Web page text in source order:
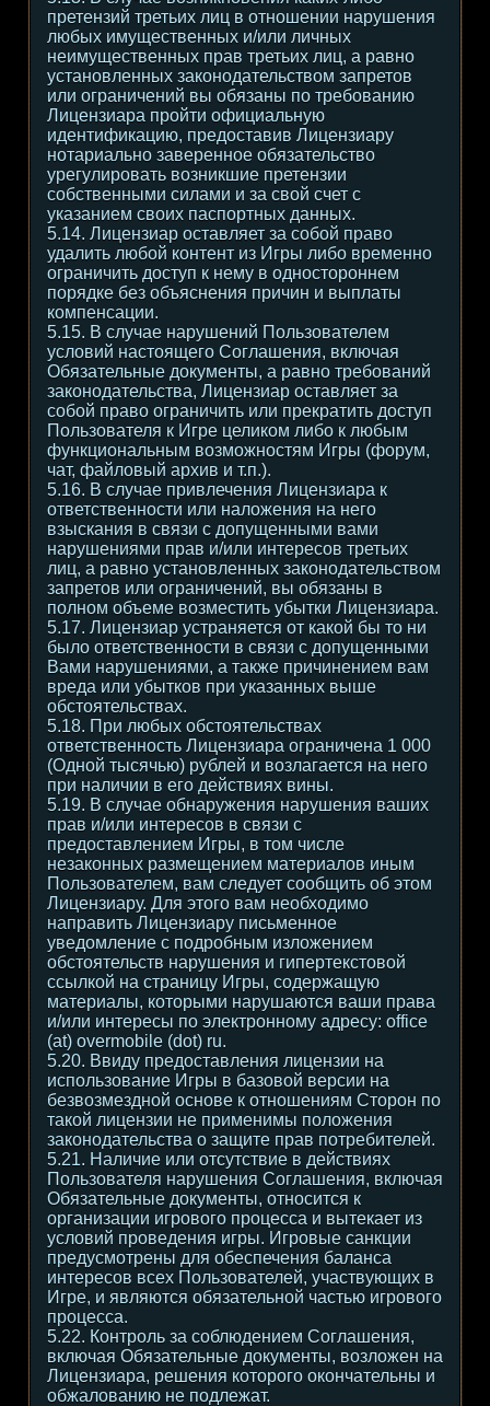
претензий третьих лиц в отношении нарушения
любых имущественных и/или личных
неимущественных прав третьих лиц, а равно
установленных законодательством запретов
или ограничений вы обязаны по требованию
Лицензиара пройти официальную
идентификацию, предоставив Лицензиару
нотариально заверенное обязательство
урегулировать возникшие претензии
собственными силами и за свой счет с
указанием своих паспортных данных.
5.14. Лицензиар оставляет за собой право
удалить любой контент из Игры либо временно
ограничить доступ к нему в одностороннем
порядке без объяснения причин и выплаты
компенсации.
5.15. В случае нарушений Пользователем
условий настоящего Соглашения, включая
Обязательные документы, а равно требований
законодательства, Лицензиар оставляет за
собой право ограничить или прекратить доступ
Пользователя к Игре целиком либо к любым
функциональным возможностям Игры (форум,
чат, файловый архив и т.п.).
5.16. В случае привлечения Лицензиара к
ответственности или наложения на него
взыскания в связи с допущенными вами
нарушениями прав и/или интересов третьих
лиц, а равно установленных законодательством
запретов или ограничений, вы обязаны в
полном объеме возместить убытки Лицензиара.
5.17. Лицензиар устраняется от какой бы то ни
было ответственности в связи с допущенными
Вами нарушениями, а также причинением вам
вреда или убытков при указанных выше
обстоятельствах.
5.18. При любых обстоятельствах
ответственность Лицензиара ограничена 1 000
(Одной тысячью) рублей и возлагается на него
при наличии в его действиях вины.
5.19. В случае обнаружения нарушения ваших
прав и/или интересов в связи с
предоставлением Игры, в том числе
незаконных размещением материалов иным
Пользователем, вам следует сообщить об этом
Лицензиару. Для этого вам необходимо
направить Лицензиару письменное
уведомление с подробным изложением
обстоятельств нарушения и гипертекстовой
ссылкой на страницу Игры, содержащую
материалы, которыми нарушаются ваши права
и/или интересы по электронному адресу: office
(at) overmobile (dot) ru.
5.20. Ввиду предоставления лицензии на
использование Игры в базовой версии на
безвозмездной основе к отношениям Сторон по
такой лицензии не применимы положения
законодательства о защите прав потребителей.
5.21. Наличие или отсутствие в действиях
Пользователя нарушения Соглашения, включая
Обязательные документы, относится к
организации игрового процесса и вытекает из
условий проведения игры. Игровые санкции
предусмотрены для обеспечения баланса
интересов всех Пользователей, участвующих в
Игре, и являются обязательной частью игрового
процесса.
5.22. Контроль за соблюдением Соглашения,
включая Обязательные документы, возложен на
Лицензиара, решения которого окончательны и
обжалованию не подлежат.